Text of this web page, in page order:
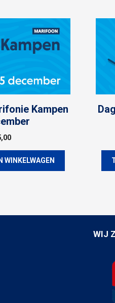
Kampen
WINKELWAGEN
WIJ